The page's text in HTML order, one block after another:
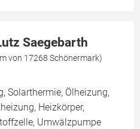
Saegebarth
von 17268 Schönermark)
Solarthermie, Ölheizung,
Heizkörper,
Umwälzpumpe